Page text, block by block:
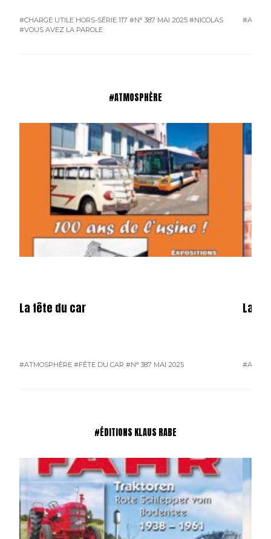
#CHARGE UTILE HORS-SÉRIE 117 #N° 387 MAI 2025 #NICOLAS
#VOUS AVEZ LA PAROLE
#ATMOSPHÈRE
La fête du car
#ATMOSPHÈRE #FÊTE DU CAR #N° 387 MAI 2025
La
#ÉDITIONS KLAUS RABE